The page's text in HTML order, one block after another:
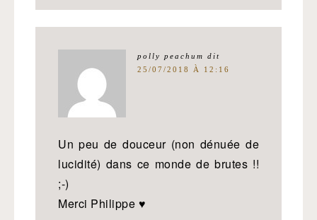
polly peachum dit
25/07/2018 À 12:16
Un peu de douceur (non dénuée de
lucidité) dans ce monde de brutes !!
;-)
Merci Philippe ♥